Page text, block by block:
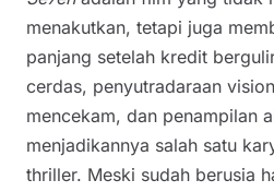
menakutkan, tetapi juga
panjang setelah kredit
cerdas, penyutradaraan
mencekam, dan penampilan
menjadikannya salah satu
thriller. Meski sudah berusia